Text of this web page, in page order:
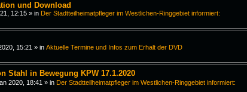
und Download
12:15» in Der Stadtteilheimatpfleger im Westlichen-Ringgebiet informiert:
15:21 » in Aktuelle Termine und Infos zum Erhalt der DVD
Stahl in Bewegung KPW 17.1.2020
2020, 18:41 » in Der Stadtteilheimatpfleger im Westlichen-Ringgebiet informiert: